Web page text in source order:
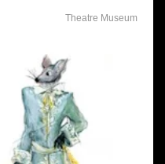
Theatre Museum